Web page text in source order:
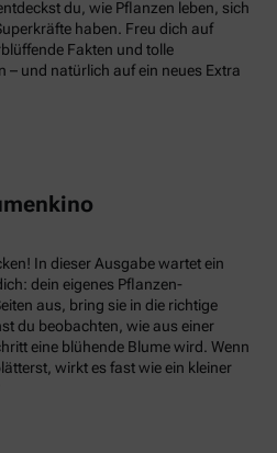
du, wie Pflanzen leben, sich
haben. Freu dich auf
Fakten und tolle
– und natürlich auf ein neues Extra
In dieser Ausgabe wartet ein
dein eigenes Pflanzen-
aus, bring sie in die richtige
du beobachten, wie aus einer
eine blühende Blume wird. Wenn
wirkt es fast wie ein kleiner